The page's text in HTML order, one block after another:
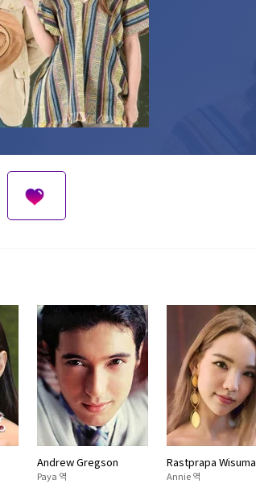
Andrew Gregson
Paya 역
Rastprapa Wisuma
Annie 역